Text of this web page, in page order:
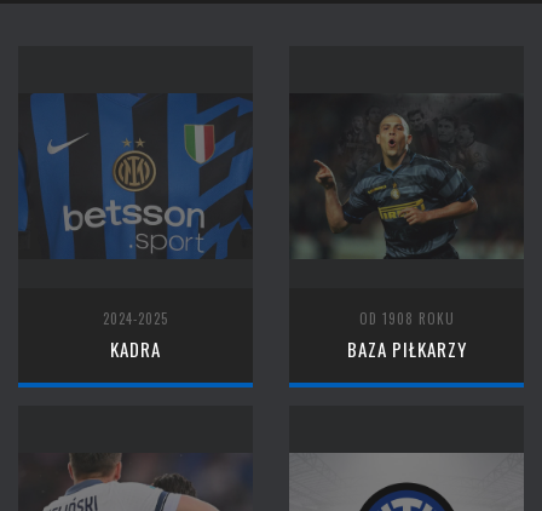
2024-2025
KADRA
OD 1908 ROKU
BAZA PIŁKARZY